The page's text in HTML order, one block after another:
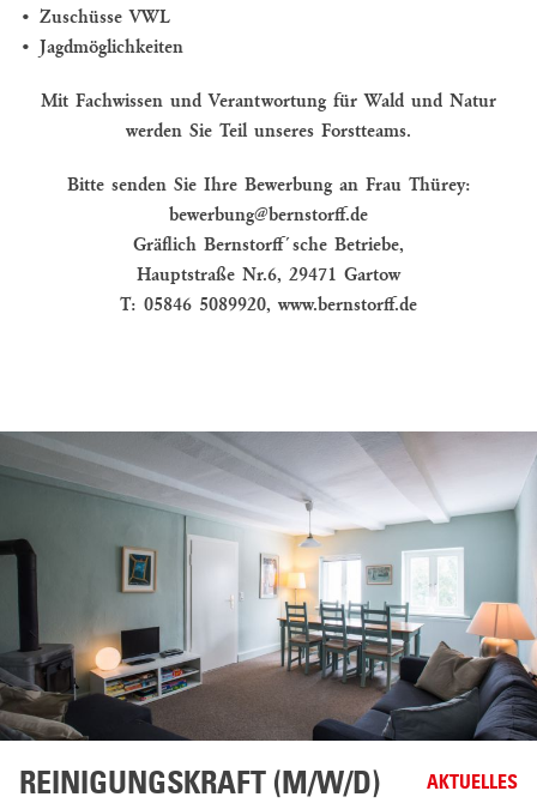
• Zuschüsse VWL
• Jagdmöglichkeiten
Mit Fachwissen und Verantwortung für Wald und Natur
werden Sie Teil unseres Forstteams.
Bitte senden Sie Ihre Bewerbung an Frau Thürey:
bewerbung@bernstorff.de
Gräflich Bernstorff´sche Betriebe,
Hauptstraße Nr.6, 29471 Gartow
T: 05846 5089920, www.bernstorff.de
AKTUELLES
REINIGUNGSKRAFT (M/W/D)